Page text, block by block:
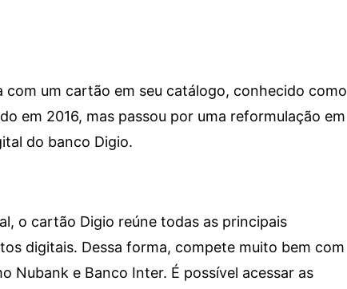
um cartão em seu catálogo, conhecido como
em 2016, mas passou por uma reformulação em
do banco Digio.
o cartão Digio reúne todas as principais
digitais. Dessa forma, compete muito bem com
Nubank e Banco Inter. É possível acessar as